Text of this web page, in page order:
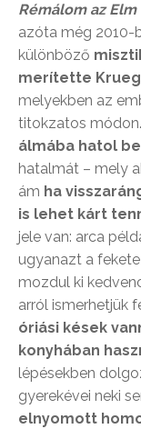
Rémálom az
azóta még 2010-
különböző
merítette
melyekben az
titokzatos
álmába hatol be
hatalmát – mely
ám ha
is lehet kárt
jele van: arca
ugyanazt a
mozdul ki
arról ismerhetjük
óriási kések
konyhában
lépésekben
gyerekévei neki
elnyomott